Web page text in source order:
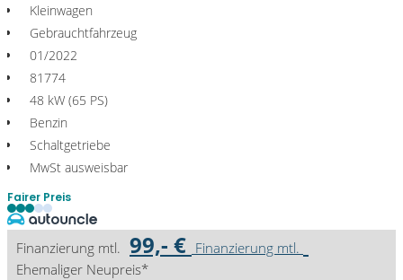
Kleinwagen
Gebrauchtfahrzeug
01/2022
81774
48 kW (65 PS)
Benzin
Schaltgetriebe
MwSt ausweisbar
Fairer Preis
Finanzierung mtl. 99,- € Finanzierung mtl.
Ehemaliger Neupreis*